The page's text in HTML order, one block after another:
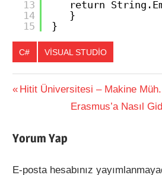
13
14
15
return
}
}
C# VISUAL STUDIO
Previous
Hitit Üniversitesi – Makine Müh.
Next
Erasmus’a Nasıl
Yorum Yap
E-posta hesabınız